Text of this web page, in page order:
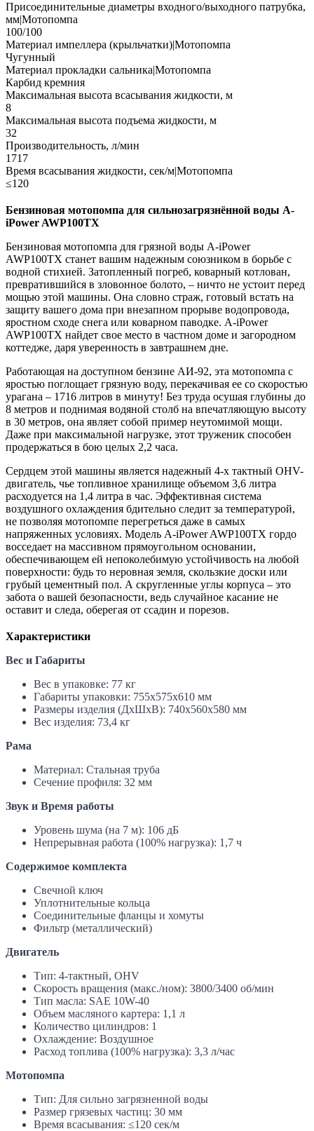
Присоединительные диаметры входного/выходного патрубка,
мм|Мотопомпа
100/100
Материал импеллера (крыльчатки)|Мотопомпа
Чугунный
Материал прокладки сальника|Мотопомпа
Карбид кремния
Максимальная высота всасывания жидкости, м
8
Максимальная высота подъема жидкости, м
32
Производительность, л/мин
1717
Время всасывания жидкости, сек/м|Мотопомпа
≤120
Бензиновая мотопомпа для сильнозагрязнённой воды A-
iPower AWP100TX
Бензиновая мотопомпа для грязной воды A-iPower
AWP100TX станет вашим надежным союзником в борьбе с
водной стихией. Затопленный погреб, коварный котлован,
превратившийся в зловонное болото, – ничто не устоит перед
мощью этой машины. Она словно страж, готовый встать на
защиту вашего дома при внезапном прорыве водопровода,
яростном сходе снега или коварном паводке. A-iPower
AWP100TX найдет свое место в частном доме и загородном
коттедже, даря уверенность в завтрашнем дне.
Работающая на доступном бензине АИ-92, эта мотопомпа с
яростью поглощает грязную воду, перекачивая ее со скоростью
урагана – 1716 литров в минуту! Без труда осушая глубины до
8 метров и поднимая водяной столб на впечатляющую высоту
в 30 метров, она являет собой пример неутомимой мощи.
Даже при максимальной нагрузке, этот труженик способен
продержаться в бою целых 2,2 часа.
Сердцем этой машины является надежный 4-х тактный OHV-
двигатель, чье топливное хранилище объемом 3,6 литра
расходуется на 1,4 литра в час. Эффективная система
воздушного охлаждения бдительно следит за температурой,
не позволяя мотопомпе перегреться даже в самых
напряженных условиях. Модель A-iPower AWP100TX гордо
восседает на массивном прямоугольном основании,
обеспечивающем ей непоколебимую устойчивость на любой
поверхности: будь то неровная земля, скользкие доски или
грубый цементный пол. А скругленные углы корпуса – это
забота о вашей безопасности, ведь случайное касание не
оставит и следа, оберегая от ссадин и порезов.
Характеристики
Вес и Габариты
Вес в упаковке: 77 кг
Габариты упаковки: 755х575х610 мм
Размеры изделия (ДхШхВ): 740х560х580 мм
Вес изделия: 73,4 кг
Рама
Материал: Стальная труба
Сечение профиля: 32 мм
Звук и Время работы
Уровень шума (на 7 м): 106 дБ
Непрерывная работа (100% нагрузка): 1,7 ч
Содержимое комплекта
Свечной ключ
Уплотнительные кольца
Соединительные фланцы и хомуты
Фильтр (металлический)
Двигатель
Тип: 4-тактный, OHV
Скорость вращения (макс./ном): 3800/3400 об/мин
Тип масла: SAE 10W-40
Объем масляного картера: 1,1 л
Количество цилиндров: 1
Охлаждение: Воздушное
Расход топлива (100% нагрузка): 3,3 л/час
Мотопомпа
Тип: Для сильно загрязненной воды
Размер грязевых частиц: 30 мм
Время всасывания: ≤120 сек/м